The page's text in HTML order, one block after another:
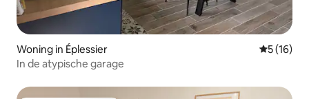
Woning in Éplessier
5 (16)
In de atypische garage